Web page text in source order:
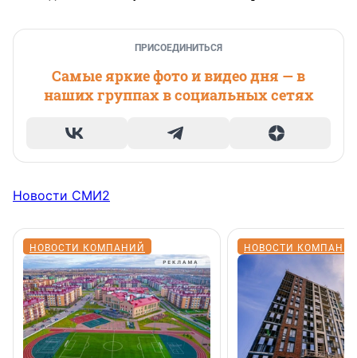
ПРИСОЕДИНИТЬСЯ
Самые яркие фото и видео дня — в
наших группах в социальных сетях
Новости СМИ2
НОВОСТИ КОМПАНИЙ НОВОСТИ